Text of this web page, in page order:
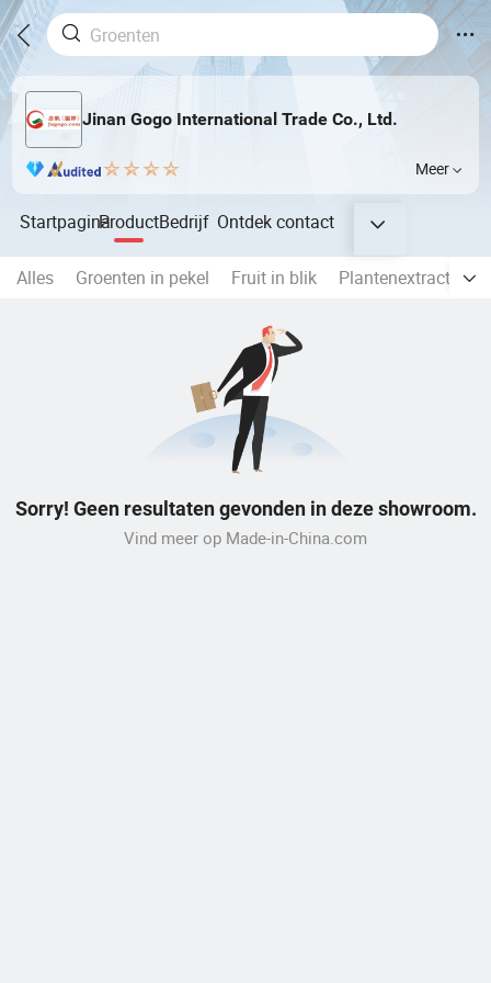
Jinan Gogo International Trade Co., Ltd.
Meer
StartpaginaProductBedrijf Ontdekcontact
Alles Groenten in pekel Fruit in blik Plantenextract
Sorry! Geen resultaten gevonden in deze showroom.
Vind meer op Made-in-China.com